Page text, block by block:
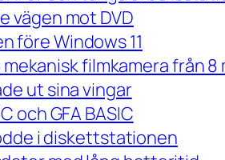
vägen mot DVD
före Windows 11
filmkamera från
ut sina vingar
och GFA BASIC
i diskettstationen